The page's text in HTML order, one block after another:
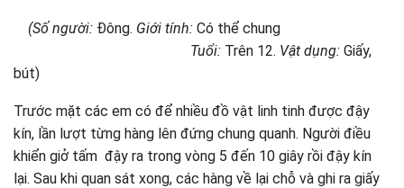
(Số người: Đông. Giới tính: Có thể chung
Tuổi: Trên 12. Vật dụng: Giấy,
bút)
Trước mặt các em có để nhiều đồ vật linh tinh được đậy
kín, lần lượt từng hàng lên đứng chung quanh. Người điều
khiển giở tấm đậy ra trong vòng 5 đến 10 giây rồi đậy kín
lại. Sau khi quan sát xong, các hàng về lại chỗ và ghi ra giấy